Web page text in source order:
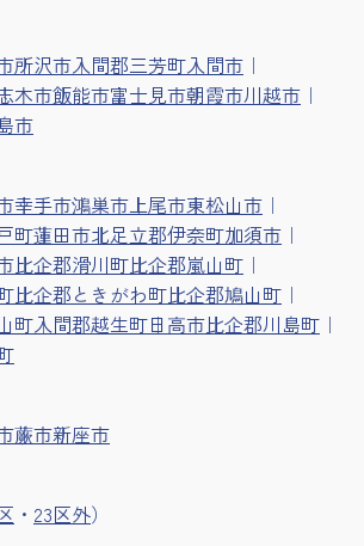
所沢市入間郡三芳町入間市
木市飯能市富士見市朝霞市川越市
市
幸手市鴻巣市上尾市東松山市
町蓮田市北足立郡伊奈町加須市
比企郡滑川町比企郡嵐山町
比企郡ときがわ町比企郡鳩山町
町入間郡越生町日高市比企郡川島町
蕨市新座市
・ 23区外）